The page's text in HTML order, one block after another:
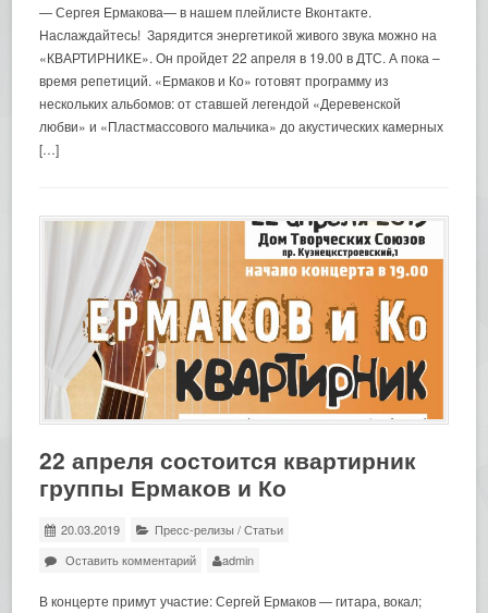
— Сергея Ермакова— в нашем плейлисте Вконтакте.
Наслаждайтесь! Зарядится энергетикой живого звука можно на
«КВАРТИРНИКЕ». Он пройдет 22 апреля в 19.00 в ДТС. А пока –
время репетиций. «Ермаков и Ко» готовят программу из
нескольких альбомов: от ставшей легендой «Деревенской
любви» и «Пластмассового мальчика» до акустических камерных
[…]
22 апреля состоится квартирник
группы Ермаков и Ко
20.03.2019 Пресс-релизы /Статьи
Оставить комментарий
admin
В концерте примут участие: Сергей Ермаков — гитара, вокал;